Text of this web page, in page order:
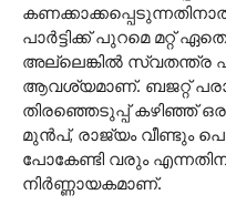
പാർട്ടിക്ക് പുറമെ മറ്റ്
അല്ലെങ്കിൽ സ്വതന്ത്ര
ആവശ്യമാണ്. ബജറ്റ്
തിരഞ്ഞെടുപ്പ് കഴിഞ്ഞ്
മുൻപ്, രാജ്യം വീണ്ടും
പോകേണ്ടി വരും
നിർണ്ണായകമാണ്.